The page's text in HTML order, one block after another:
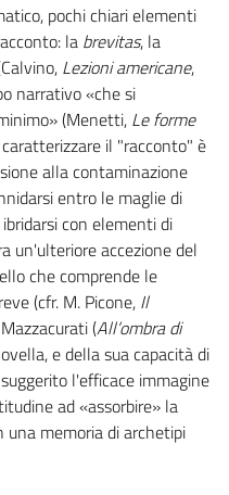
pochi chiari elementi
la brevitas, la
Lezioni americane,
narrativo «che si
(Menetti, Le forme
il "racconto" è
alla contaminazione
entro le maglie di
con elementi di
un'ulteriore accezione del
che comprende le
(cfr. M. Picone, Il
(All’ombra di
e della sua capacità di
l'efficace immagine
ad «assorbire» la
una memoria di archetipi